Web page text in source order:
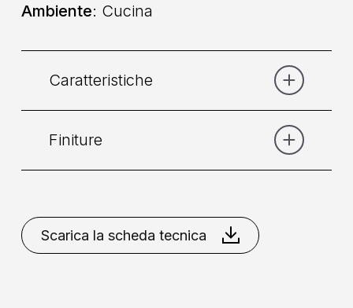
Ambiente: Cucina
Caratteristiche
Collocazione: Da Piano
Finiture
Cromo
Scarica la scheda tecnica